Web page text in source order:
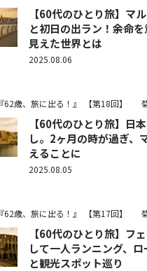
【60代のひとり旅】マ
と初日の出ラン！――余命
見えた世界とは
2025.08.06
『62歳、旅に出る！』 【第18回】
【60代のひとり旅】日
し。2ヶ月の時が過ぎ、
えることに
2025.08.05
『62歳、旅に出る！』 【第17回】
【60代のひとり旅】フ
して一人ランニング、
と観光スポット巡り